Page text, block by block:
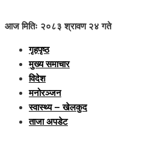
आज मितिः २०८३ श्रावण २४ गते
गृहपृष्ठ
मुख्य समाचार
विदेश
मनोरञ्जन
स्वास्थ्य – खेलकुद
ताजा अपडेट